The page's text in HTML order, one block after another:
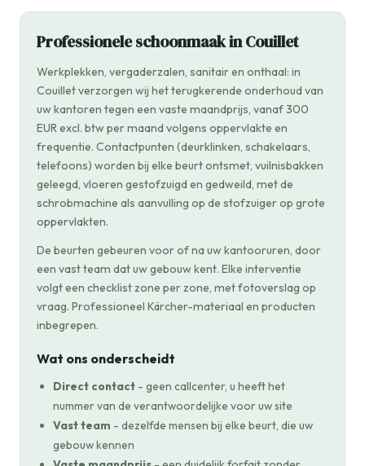
Professionele schoonmaak in Couillet
Werkplekken, vergaderzalen, sanitair en onthaal: in
Couillet verzorgen wij het terugkerende onderhoud van
uw kantoren tegen een vaste maandprijs, vanaf 300
EUR excl. btw per maand volgens oppervlakte en
frequentie. Contactpunten (deurklinken, schakelaars,
telefoons) worden bij elke beurt ontsmet, vuilnisbakken
geleegd, vloeren gestofzuigd en gedweild, met de
schrobmachine als aanvulling op de stofzuiger op grote
oppervlakten.
De beurten gebeuren voor of na uw kantooruren, door
een vast team dat uw gebouw kent. Elke interventie
volgt een checklist zone per zone, met fotoverslag op
vraag. Professioneel Kärcher-materiaal en producten
inbegrepen.
Wat ons onderscheidt
Direct contact - geen callcenter, u heeft het
nummer van de verantwoordelijke voor uw site
Vast team - dezelfde mensen bij elke beurt, die uw
gebouw kennen